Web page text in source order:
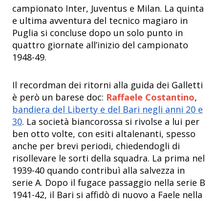
campionato Inter, Juventus e Milan. La quinta
e ultima avventura del tecnico magiaro in
Puglia si concluse dopo un solo punto in
quattro giornate all’inizio del campionato
1948-49.
Il recordman dei ritorni alla guida dei Galletti
è però un barese doc: Raffaele Costantino,
bandiera del Liberty e del Bari negli anni 20 e
30. La società biancorossa si rivolse a lui per
ben otto volte, con esiti altalenanti, spesso
anche per brevi periodi, chiedendogli di
risollevare le sorti della squadra. La prima nel
1939-40 quando contribuì alla salvezza in
serie A. Dopo il fugace passaggio nella serie B
1941-42, il Bari si affidò di nuovo a Faele nella